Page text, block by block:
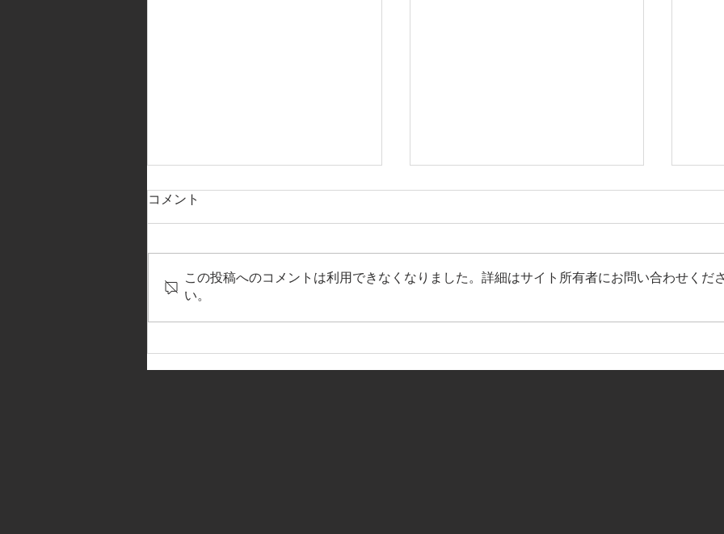
【2025NEWサポートショップ
【全社関西大会 組み合わせ決
【ホ
コメント
この投稿へのコメントは利用できなくなりました。詳細はサイト所有者にお問い合わせくださ
い。